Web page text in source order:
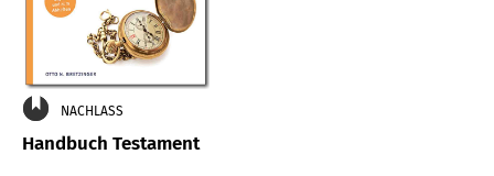
NACHLASS
Handbuch Testament